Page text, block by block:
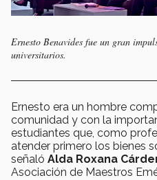
Ernesto Benavides fue un gran
universitarios.
Ernesto era un hombre
comunidad y con la
estudiantes que, como
atender primero los bienes
señaló Alda Roxana
Asociación de Maestros